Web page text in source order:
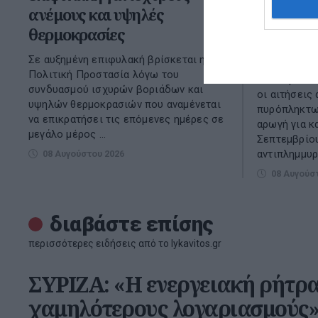
ανέμους και υψηλές
θερμοκρασίες
Σε αυξημένη επιφυλακή βρίσκεται η
Πολιτική Προστασία λόγω του
συνδυασμού ισχυρών βοριάδων και
υψηλών θερμοκρασιών που αναμένεται
να επικρατήσει τις επόμενες ημέρες σε
μεγάλο μέρος ...
08 Αυγούστου 2026
οι
αρωγή για
08
διαβάστε επίσης
περισσότερες ειδήσεις από το lykavitos.gr
ΣΥΡΙΖΑ: «Η ενεργειακή
χαμηλότερους λογαριασμούς»